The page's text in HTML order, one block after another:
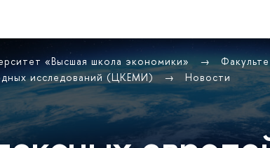
«Высшая школа экономики»
исследований (ЦКЕМИ)
Новости